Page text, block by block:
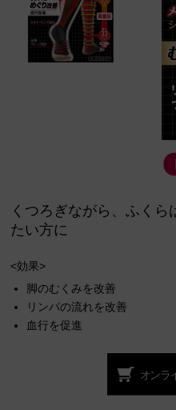
くつろぎながら、ふく
たい方に
<効果>
脚のむくみを改善
リンパの流れを改善
血行を促進